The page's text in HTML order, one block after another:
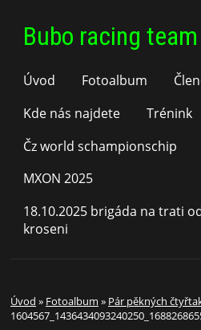
Bubo racing team
Úvod Fotoalbum
Kde nás najdete
Trénink
Čz world schampionschip
MXON 2025
18.10.2025 brigáda na trati
kroseni
Úvod » Fotoalbum » Pár pěkných